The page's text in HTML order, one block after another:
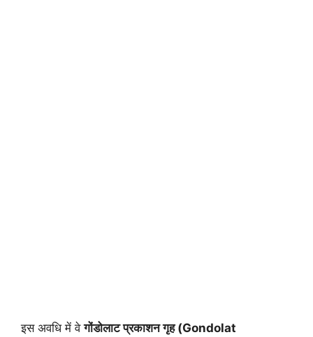
इस अवधि में वेगोंडोलाट प्रकाशन गृह (Gondolat